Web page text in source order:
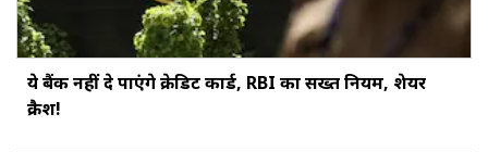
ये बैंक नहीं दे पाएंगे क्रेडिट कार्ड, RBI का सख्‍त नियम, शेयर
क्रैश!